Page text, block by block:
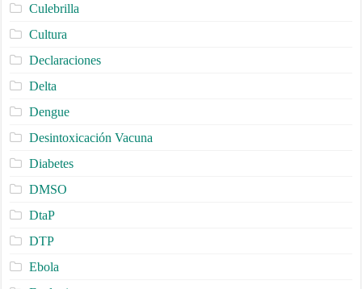
Culebrilla
Cultura
Declaraciones
Delta
Dengue
Desintoxicación Vacuna
Diabetes
DMSO
DtaP
DTP
Ebola